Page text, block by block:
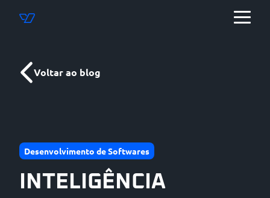
Voltar ao blog
Desenvolvimento de Softwares
INTELIGÊNCIA